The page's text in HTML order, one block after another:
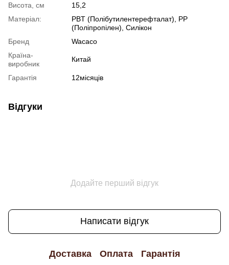
Висота, см
15,2
Матеріал:
PBT (Полібутилентерефталат), PP
(Поліпропілен), Силікон
Бренд
Wacaco
Країна-
виробник
Китай
Гарантія 12місяців
Відгуки
Додайте перший відгук
Написати відгук
Доставка Оплата Гарантія